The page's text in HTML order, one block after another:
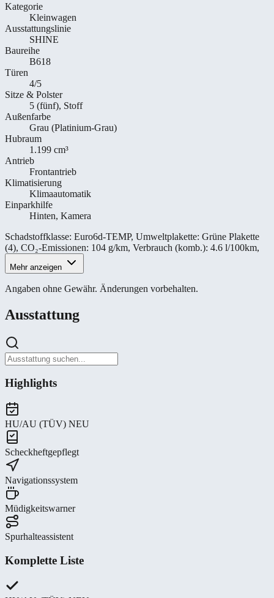
Kategorie
Kleinwagen
Ausstattungslinie
SHINE
Baureihe
B618
Türen
4/5
Sitze & Polster
5 (fünf), Stoff
Außenfarbe
Grau (Platinium-Grau)
Hubraum
1.199 cm³
Antrieb
Frontantrieb
Klimatisierung
Klimaautomatik
Einparkhilfe
Hinten, Kamera
Schadstoffklasse: Euro6d-TEMP, Umweltplakette: Grüne Plakette
(4), CO₂-Emissionen: 104 g/km, Verbrauch (komb.): 4.6 l/100km,
Mehr anzeigen
Angaben ohne Gewähr. Änderungen vorbehalten.
Ausstattung
Highlights
HU/AU (TÜV) NEU
Scheckheftgepflegt
Navigationssystem
Müdigkeitswarner
Spurhalteassistent
Komplette Liste